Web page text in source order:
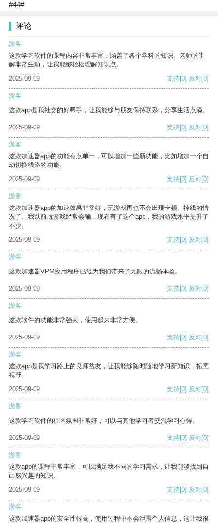
#44#
评论
游客
这款学习软件的课程内容非常丰富，涵盖了各个学科的知识。老师的讲
解非常生动，让我能够轻松理解知识点。
2025-09-09
支持[0] 反对[0]
游客
这款app是我社交的好帮手，让我能够与朋友保持联系，分享生活点滴。
2025-09-09 支持[0] 反对[0]
游客
这款加速器app的功能有点单一，可以增加一些新功能，比如增加一个自
动切换线路的功能。
2025-09-09
支持[0] 反对[0]
游客
这款加速器app的加速效果非常好，玩游戏再也不会出现卡顿、掉线的情
况了。我以前玩游戏经常会输，现在有了这个app，我的游戏水平提升了
不少。
2025-09-09
支持[0] 反对[0]
游客
这款加速器VPM应用程序已经为我们带来了无限的流畅体验。
2025-09-09 支持[0] 反对[0]
游客
这款软件的功能非常强大，使用起来非常方便。
2025-09-09 支持[0] 反对[0]
游客
这款app是我学习路上的良师益友，让我能够随时随地学习新知识，拓宽
视野。
2025-09-09
支持[0] 反对[0]
游客
这款学习软件的社区氛围非常好，可以与其他学习者交流学习心得。
2025-09-09 支持[0] 反对[0]
游客
这款app的课程非常丰富，可以满足我不同的学习需求，让我能够找到自
己感兴趣的知识。
2025-09-09
支持[0] 反对[0]
游客
这款加速器app的安全性很高，使用过程中不会泄露个人信息，这让我很